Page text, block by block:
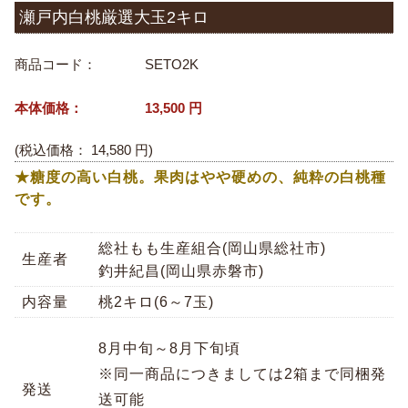
瀬戸内白桃厳選大玉2キロ
商品コード： SETO2K
本体価格： 13,500円
(税込価格： 14,580 円)
★糖度の高い白桃。果肉はやや硬めの、純粋の白桃種
です。
生産者
総社もも生産組合(岡山県総社市)
釣井紀昌(岡山県赤磐市)
内容量
桃2キロ(6～7玉)
発送
8月中旬～8月下旬頃
※同一商品につきましては2箱まで同梱発
送可能